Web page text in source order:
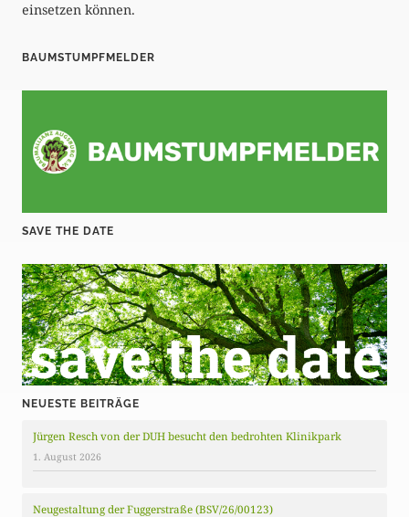
einsetzen können.
BAUMSTUMPFMELDER
SAVE THE DATE
NEUESTE BEITRÄGE
Jürgen Resch von der DUH besucht den bedrohten Klinikpark
1. August 2026
Neugestaltung der Fuggerstraße (BSV/26/00123)